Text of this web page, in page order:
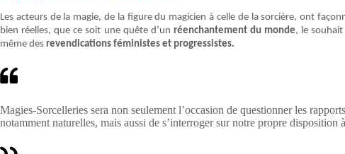
Les acteurs de la magie, de la figure du magicien à celle de la sorcière, ont
bien réelles, que ce soit une quête d’un réenchantement du monde, le
même des revendications féministes et progressistes.
Magies-Sorcelleries sera non seulement l’occasion de questionner les
notamment naturelles, mais aussi de s’interroger sur notre propre disposition